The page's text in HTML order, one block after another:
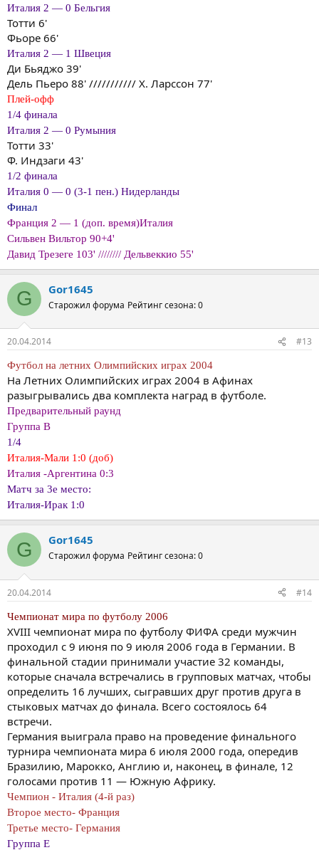
Италия 2 — 0 Бельгия
Тотти 6'
Фьоре 66'
Италия 2 — 1 Швеция
Ди Бьяджо 39'
Дель Пьеро 88' /////////// Х. Ларссон 77'
Плей-офф
1/4 финала
Италия 2 — 0 Румыния
Тотти 33'
Ф. Индзаги 43'
1/2 финала
Италия 0 — 0 (3-1 пен.) Нидерланды
Финал
Франция 2 — 1 (доп. время)Италия
Сильвен Вильтор 90+4'
Давид Трезеге 103' //////// Дельвеккио 55'
G Gor1645
Старожил форума Рейтинг сезона: 0
20.04.2014 #13
Футбол на летних Олимпийских играх 2004
На Летних Олимпийских играх 2004 в Афинах
разыгрывались два комплекта наград в футболе.
Предварительный раунд
Группа B
1/4
Италия-Мали 1:0 (доб)
Италия -Аргентина 0:3
Матч за 3е место:
Италия-Ирак 1:0
G Gor1645
Старожил форума Рейтинг сезона: 0
20.04.2014 #14
Чемпионат мира по футболу 2006
XVIII чемпионат мира по футболу ФИФА среди мужчин
проходил с 9 июня по 9 июля 2006 года в Германии. В
финальной стадии принимали участие 32 команды,
которые сначала встречались в групповых матчах, чтобы
определить 16 лучших, сыгравших друг против друга в
стыковых матчах до финала. Всего состоялось 64
встречи.
Германия выиграла право на проведение финального
турнира чемпионата мира 6 июля 2000 года, опередив
Бразилию, Марокко, Англию и, наконец, в финале, 12
голосами против 11 — Южную Африку.
Чемпион - Италия (4-й раз)
Второе место- Франция
Третье место- Германия
Группа E